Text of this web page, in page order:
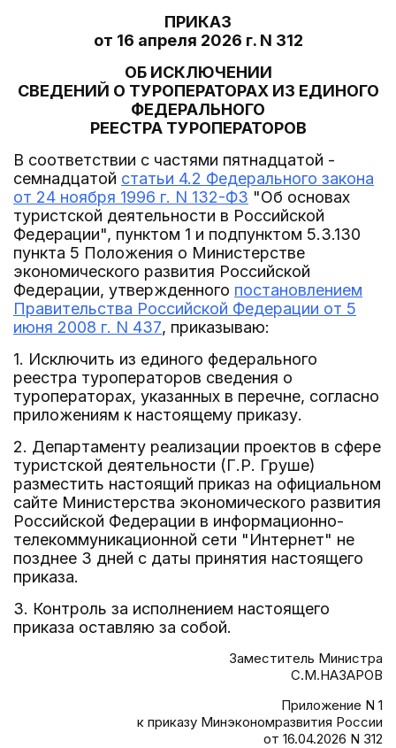
ПРИКАЗ
от 16 апреля 2026 г. N 312
ОБ ИСКЛЮЧЕНИИ
СВЕДЕНИЙ О ТУРОПЕРАТОРАХ ИЗ ЕДИНОГО
ФЕДЕРАЛЬНОГО
РЕЕСТРА ТУРОПЕРАТОРОВ
В соответствии с частями пятнадцатой -
семнадцатой статьи 4.2 Федерального закона
от 24 ноября 1996 г. N 132-ФЗ "Об основах
туристской деятельности в Российской
Федерации", пунктом 1 и подпунктом 5.3.130
пункта 5 Положения о Министерстве
экономического развития Российской
Федерации, утвержденного постановлением
Правительства Российской Федерации от 5
июня 2008 г. N 437, приказываю:
1. Исключить из единого федерального
реестра туроператоров сведения о
туроператорах, указанных в перечне, согласно
приложениям к настоящему приказу.
2. Департаменту реализации проектов в сфере
туристской деятельности (Г.Р. Груше)
разместить настоящий приказ на официальном
сайте Министерства экономического развития
Российской Федерации в информационно-
телекоммуникационной сети "Интернет" не
позднее 3 дней с даты принятия настоящего
приказа.
3. Контроль за исполнением настоящего
приказа оставляю за собой.
Заместитель Министра
С.М.НАЗАРОВ
Приложение N 1
к приказу Минэкономразвития России
от 16.04.2026 N 312